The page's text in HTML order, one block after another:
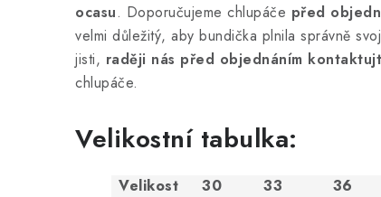
ocasu. Doporučujeme chlupáče před
velmi důležitý, aby bundička plnila správně
jisti, raději nás před objednáním
chlupáče.
Velikostní tabulka:
Velikost 30 33 36